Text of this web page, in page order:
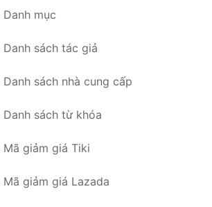
Danh mục
Danh sách tác giả
Danh sách nhà cung cấp
Danh sách từ khóa
Mã giảm giá Tiki
Mã giảm giá Lazada